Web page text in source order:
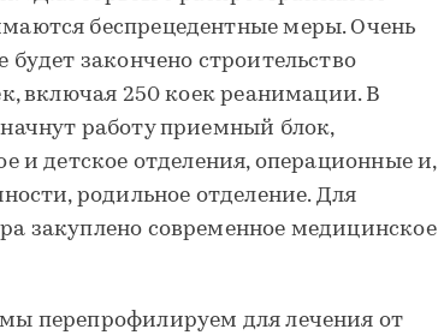
беспрецедентные меры. Очень
будет закончено строительство
включая 250 коек реанимации. В
работу приемный блок,
и детское отделения, операционные и,
родильное отделение. Для
закуплено современное медицинское
перепрофилируем для лечения от